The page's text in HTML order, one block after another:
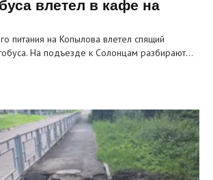
влетел в кафе на
питания на Копылова влетел спящий
На подъезде к Солонцам разбирают…